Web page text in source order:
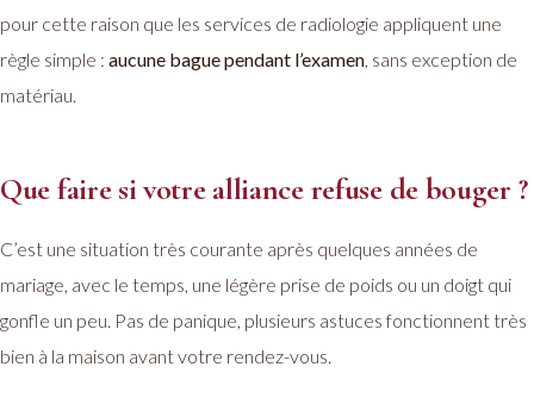
pour cette raison que les services de radiologie appliquent une
règle simple : aucune bague pendant l’examen , sans exception de
matériau.
Que faire si votre alliance refuse de bouger ?
C’est une situation très courante après quelques années de
mariage, avec le temps, une légère prise de poids ou un doigt qui
gonfle un peu. Pas de panique, plusieurs astuces fonctionnent très
bien à la maison avant votre rendez-vous.